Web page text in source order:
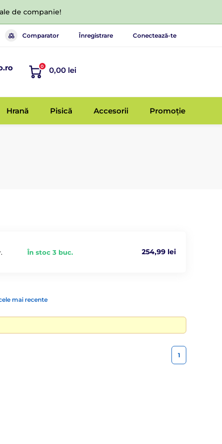
de companie!
Comparator Înregistrare Conectează-te
0 0,00 lei
Hrană Pisică Accesorii Promoție
În stoc 3 buc. 254,99 lei
mai recente
1